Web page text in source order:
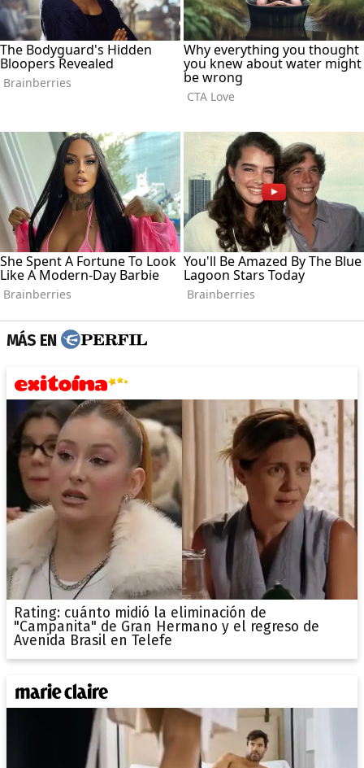
MÁS EN
Rating: cuánto midió la eliminación de
"Campanita" de Gran Hermano y el regreso de
Avenida Brasil en Telefe